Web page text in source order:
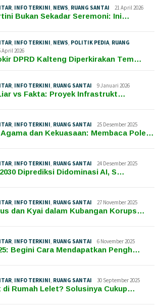
, INFO TERKINI, NEWS, RUANG SANTAI 21 April 2026
Bukan Sekadar Seremoni: Ini…
, INFO TERKINI, NEWS, POLITIK PEDIA, RUANG
April 2026
DPRD Kalteng Diperkirakan Tem…
, INFO TERKINI, RUANG SANTAI 9 Januari 2026
vs Fakta: Proyek Infrastrukt…
, INFO TERKINI, RUANG SANTAI 25 Desember 2025
dan Kekuasaan: Membaca Pole…
, INFO TERKINI, RUANG SANTAI 24 Desember 2025
Diprediksi Didominasi AI, S…
, INFO TERKINI, RUANG SANTAI 27 November 2025
dan Kyai dalam Kubangan Korups…
, INFO TERKINI, RUANG SANTAI 6 November 2025
Begini Cara Mendapatkan Pengh…
, INFO TERKINI, RUANG SANTAI 30 September 2025
di Rumah Lelet? Solusinya Cukup…